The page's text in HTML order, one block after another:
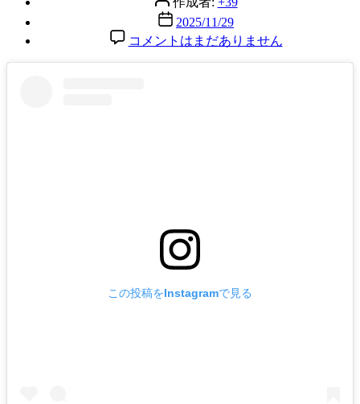
稿
者
投
稿
2025/11/29
フ
コメントはまだありません
この投稿をInstagramで見る